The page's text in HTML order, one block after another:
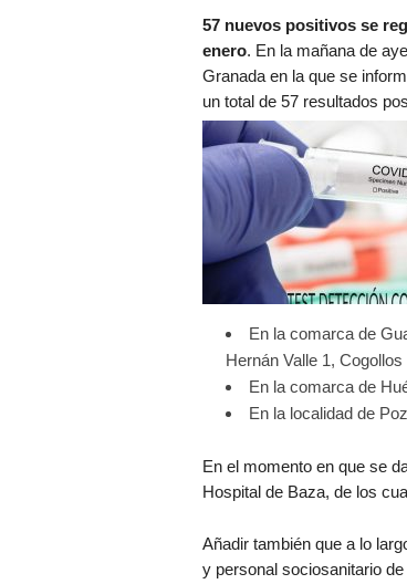
57 nuevos positivos se
enero. En la mañana de
Granada en la que se
un total de 57 resultados
En la comarca de
Hernán Valle 1,
En la comarca de
En la localidad de
En el momento en que se
Hospital de Baza, de los
Añadir también que a lo
y personal sociosanitario